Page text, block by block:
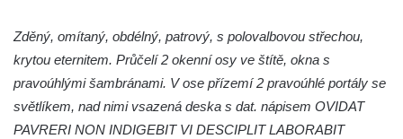
Zděný, omítaný, obdélný, patrový, s polovalbovou střechou,
krytou eternitem. Průčelí 2 okenní osy ve štítě, okna s
pravoúhlými šambránami. V ose přízemí 2 pravoúhlé portály se
světlíkem, nad nimi vsazená deska s dat. nápisem OVIDAT
PAVRERI NON INDIGEBIT VI DESCIPLIT LABORABIT